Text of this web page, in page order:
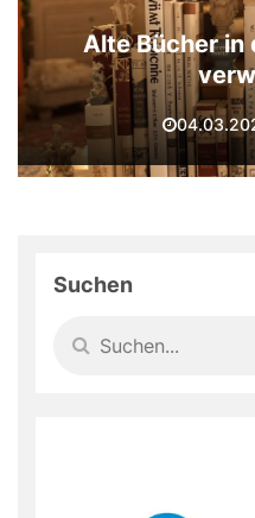
Alte Bücher
Suchen